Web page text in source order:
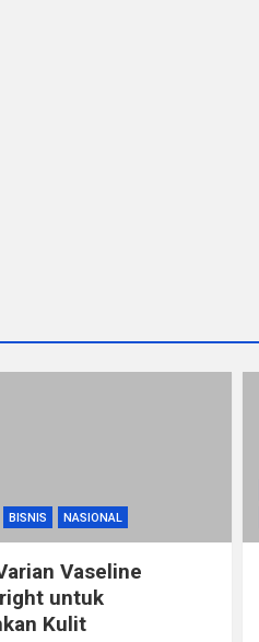
BISNIS NASIONAL
Vaseline
untuk
Kulit